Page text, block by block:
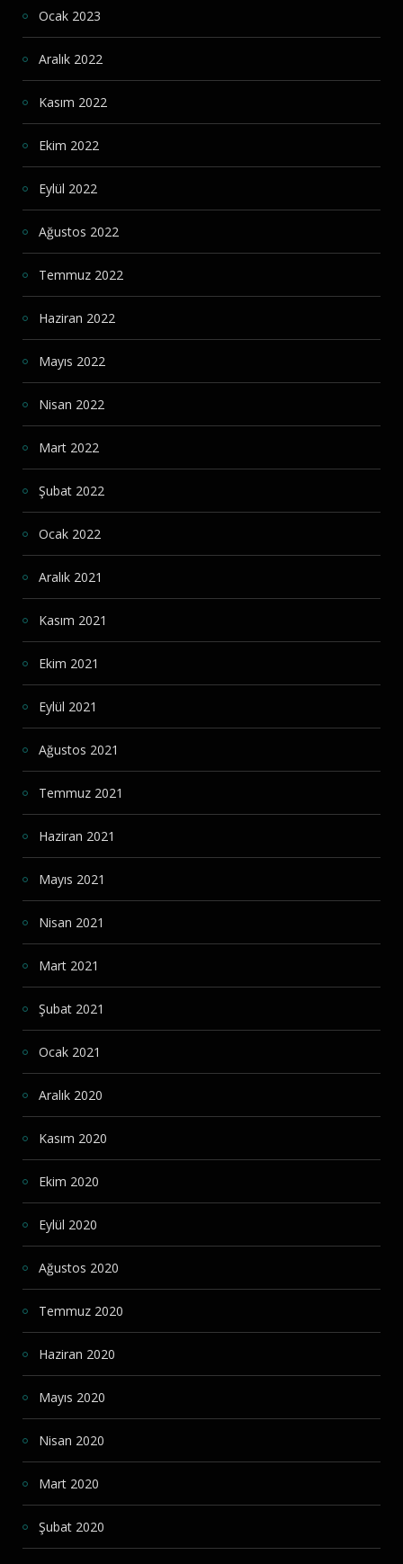
Ocak 2023
Aralık 2022
Kasım 2022
Ekim 2022
Eylül 2022
Ağustos 2022
Temmuz 2022
Haziran 2022
Mayıs 2022
Nisan 2022
Mart 2022
Şubat 2022
Ocak 2022
Aralık 2021
Kasım 2021
Ekim 2021
Eylül 2021
Ağustos 2021
Temmuz 2021
Haziran 2021
Mayıs 2021
Nisan 2021
Mart 2021
Şubat 2021
Ocak 2021
Aralık 2020
Kasım 2020
Ekim 2020
Eylül 2020
Ağustos 2020
Temmuz 2020
Haziran 2020
Mayıs 2020
Nisan 2020
Mart 2020
Şubat 2020